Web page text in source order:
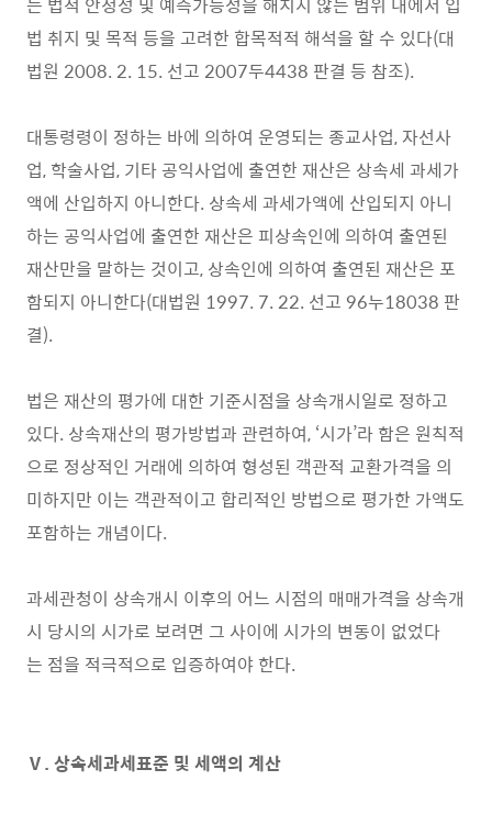
법 취지 및 목적 등을 고려한 합목적적 해석을 할 수 있다(대
법원 2008. 2. 15. 선고 2007두4438 판결 등 참조).
대통령령이 정하는 바에 의하여 운영되는 종교사업, 자선사
업, 학술사업, 기타 공익사업에 출연한 재산은 상속세 과세가
액에 산입하지 아니한다. 상속세 과세가액에 산입되지 아니
하는 공익사업에 출연한 재산은 피상속인에 의하여 출연된
재산만을 말하는 것이고, 상속인에 의하여 출연된 재산은 포
함되지 아니한다(대법원 1997. 7. 22. 선고 96누18038 판
결).
법은 재산의 평가에 대한 기준시점을 상속개시일로 정하고
있다. 상속재산의 평가방법과 관련하여, ‘시가’라 함은 원칙적
으로 정상적인 거래에 의하여 형성된 객관적 교환가격을 의
미하지만 이는 객관적이고 합리적인 방법으로 평가한 가액도
포함하는 개념이다.
과세관청이 상속개시 이후의 어느 시점의 매매가격을 상속개
시 당시의 시가로 보려면 그 사이에 시가의 변동이 없었다
는 점을 적극적으로 입증하여야 한다.
Ⅴ. 상속세과세표준 및 세액의 계산